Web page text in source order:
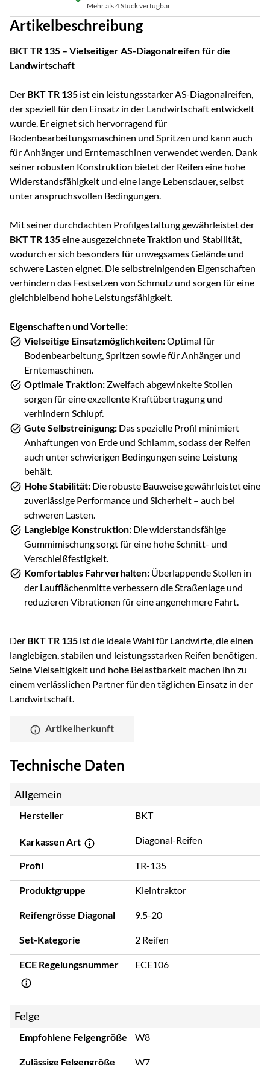
Mehr als 4 Stück verfügbar
Artikelbeschreibung
BKT TR 135 – Vielseitiger AS-Diagonalreifen für die
Landwirtschaft
Der BKT TR 135 ist ein leistungsstarker AS-Diagonalreifen,
der speziell für den Einsatz in der Landwirtschaft entwickelt
wurde. Er eignet sich hervorragend für
Bodenbearbeitungsmaschinen und Spritzen und kann auch
für Anhänger und Erntemaschinen verwendet werden. Dank
seiner robusten Konstruktion bietet der Reifen eine hohe
Widerstandsfähigkeit und eine lange Lebensdauer, selbst
unter anspruchsvollen Bedingungen.
Mit seiner durchdachten Profilgestaltung gewährleistet der
BKT TR 135eine ausgezeichnete Traktion und Stabilität,
wodurch er sich besonders für unwegsames Gelände und
schwere Lasten eignet. Die selbstreinigenden Eigenschaften
verhindern das Festsetzen von Schmutz und sorgen für eine
gleichbleibend hohe Leistungsfähigkeit.
Eigenschaften und Vorteile:
Vielseitige Einsatzmöglichkeiten:Optimal für
Bodenbearbeitung, Spritzen sowie für Anhänger und
Erntemaschinen.
Optimale Traktion: Zweifach abgewinkelte Stollen
sorgen für eine exzellente Kraftübertragung und
verhindern Schlupf.
Gute Selbstreinigung: Das spezielle Profil minimiert
Anhaftungen von Erde und Schlamm, sodass der Reifen
auch unter schwierigen Bedingungen seine Leistung
behält.
Hohe Stabilität: Die robuste Bauweise gewährleistet eine
zuverlässige Performance und Sicherheit – auch bei
schweren Lasten.
Langlebige Konstruktion: Die widerstandsfähige
Gummimischung sorgt für eine hohe Schnitt- und
Verschleißfestigkeit.
Komfortables Fahrverhalten: Überlappende Stollen in
der Laufflächenmitte verbessern die Straßenlage und
reduzieren Vibrationen für eine angenehmere Fahrt.
Der BKT TR 135 ist die ideale Wahl für Landwirte, die einen
langlebigen, stabilen und leistungsstarken Reifen benötigen.
Seine Vielseitigkeit und hohe Belastbarkeit machen ihn zu
einem verlässlichen Partner für den täglichen Einsatz in der
Landwirtschaft.
Artikelherkunft
Technische Daten
Allgemein
Hersteller BKT
Karkassen Art Diagonal-Reifen
Profil TR-135
Produktgruppe Kleintraktor
Reifengrösse Diagonal 9.5-20
Set-Kategorie 2 Reifen
ECE Regelungsnummer ECE106
Felge
Empfohlene Felgengröße W8
Zulässige Felgengröße W7